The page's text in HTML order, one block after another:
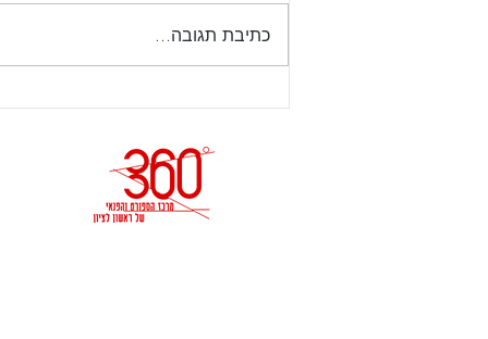
תשעה באב הקאנטרי יהיה סגור .
כתיבת תגובה...